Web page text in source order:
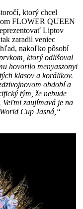
ktorý chcel
FLOWER QUEEN
Liptov
zaradil veniec
nakoľko pôsobí
ktorý odlišoval
hovorilo menyaszonyi
klasov a korálikov.
období a
tým, že nebude
Veľmi zaujímavá je na
Cup Jasná,“